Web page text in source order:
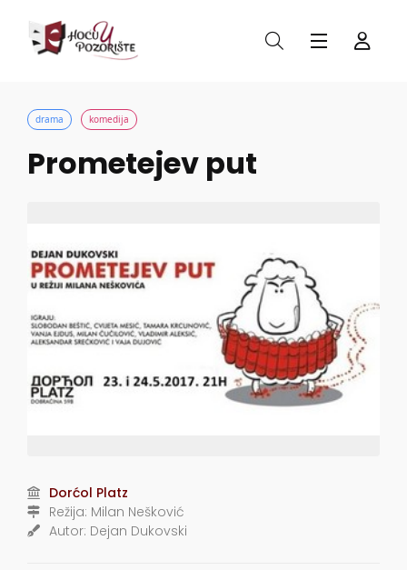
drama komedija
Prometejev put
Dorćol Platz
Režija: Milan Nešković
Autor: Dejan Dukovski